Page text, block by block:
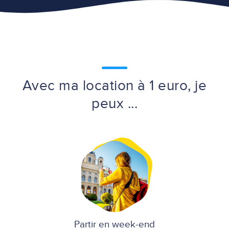
Avec ma location à 1 euro, je
peux ...
Partir en week-end